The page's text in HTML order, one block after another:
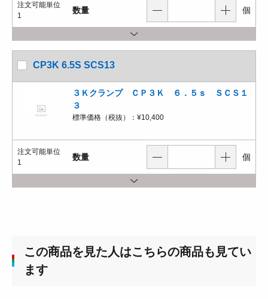
注文可能単位
1
数量 個
CP3K 6.5S SCS13
３Ｋクランプ ＣＰ３Ｋ ６．５ｓ ＳＣＳ１
３
標準価格（税抜）： ¥10,400
注文可能単位
1
数量 個
この商品を見た人はこちらの商品も見てい
ます